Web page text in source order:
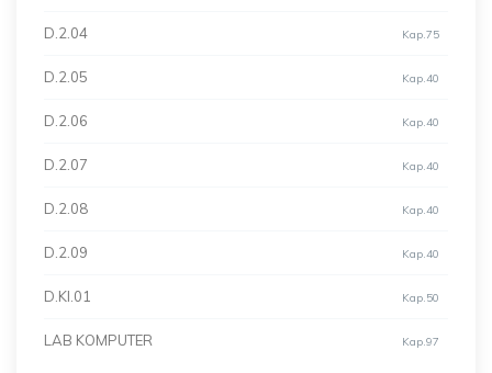
D.2.04 Kap.75
D.2.05 Kap.40
D.2.06 Kap.40
D.2.07 Kap.40
D.2.08 Kap.40
D.2.09 Kap.40
D.KI.01 Kap.50
LAB KOMPUTER Kap.97